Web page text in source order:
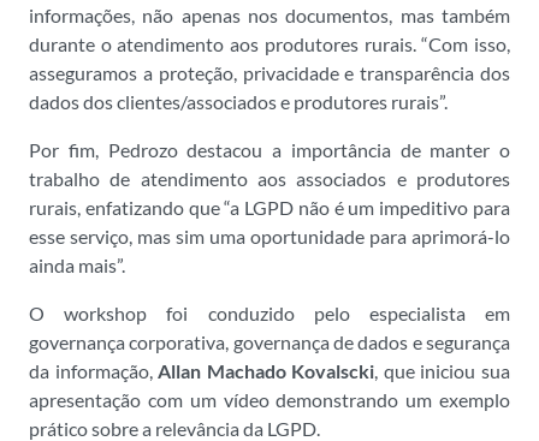
informações, não apenas nos documentos, mas também
durante o atendimento aos produtores rurais. “Com isso,
asseguramos a proteção, privacidade e transparência dos
dados dos clientes/associados e produtores rurais”.
Por fim, Pedrozo destacou a importância de manter o
trabalho de atendimento aos associados e produtores
rurais, enfatizando que “a LGPD não é um impeditivo para
esse serviço, mas sim uma oportunidade para aprimorá-lo
ainda mais”.
O workshop foi conduzido pelo especialista em
governança corporativa, governança de dados e segurança
da informação,Allan Machado Kovalscki, que iniciou sua
apresentação com um vídeo demonstrando um exemplo
prático sobre a relevância da LGPD.